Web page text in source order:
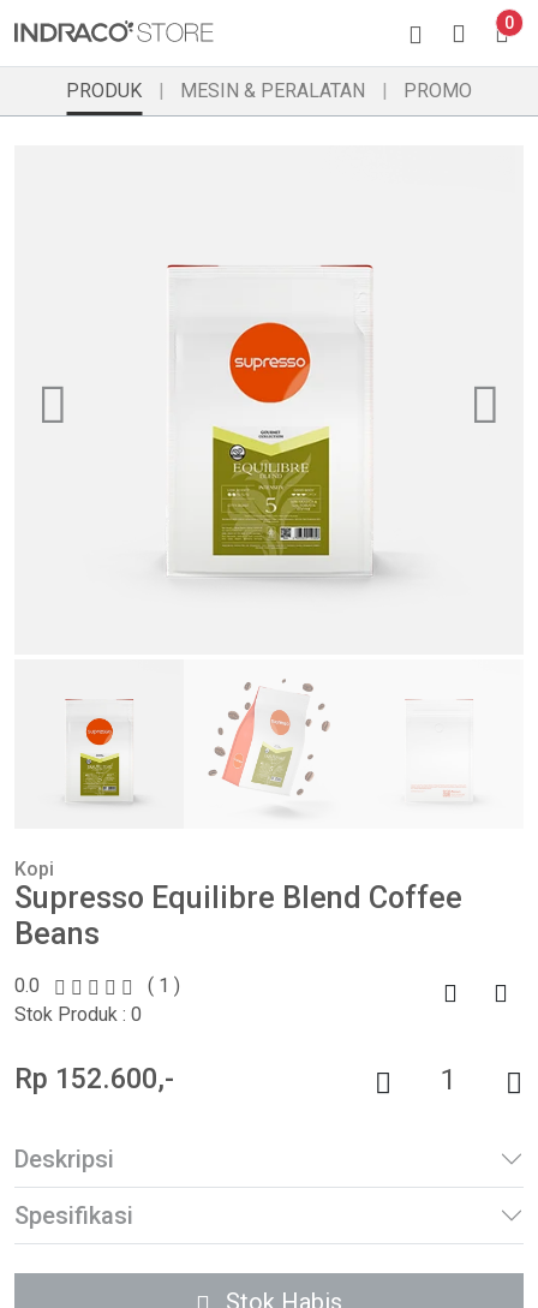
0
PRODUK MESIN & PERALATAN PROMO
Previous
Kopi
Supresso Equilibre Blend Coffee
Beans
0.0
( 1 )
Stok Produk : 0
Rp 152.600,-
Deskripsi
Spesifikasi
Stok Habis